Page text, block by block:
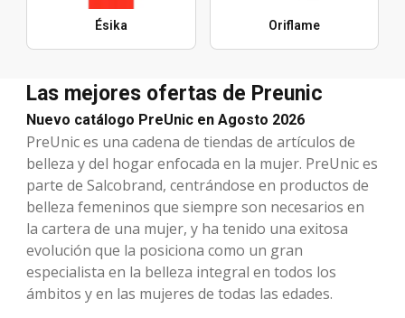
Ésika Oriflame
Las mejores ofertas de Preunic
Nuevo catálogo PreUnic en Agosto 2026
PreUnic es una cadena de tiendas de artículos de
belleza y del hogar enfocada en la mujer. PreUnic es
parte de Salcobrand, centrándose en productos de
belleza femeninos que siempre son necesarios en
la cartera de una mujer, y ha tenido una exitosa
evolución que la posiciona como un gran
especialista en la belleza integral en todos los
ámbitos y en las mujeres de todas las edades.